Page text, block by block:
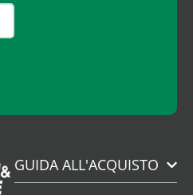
GUIDA ALL'ACQUISTO